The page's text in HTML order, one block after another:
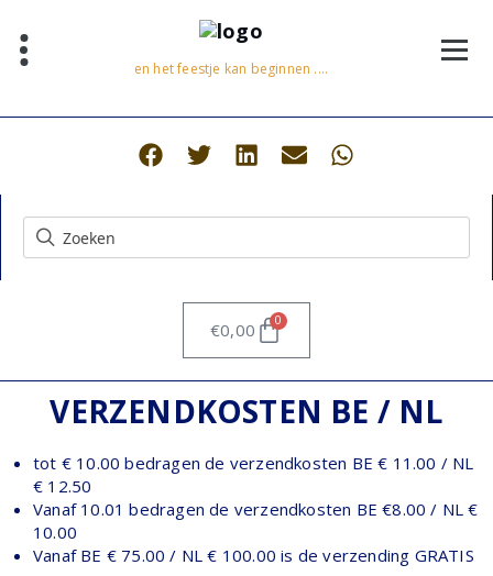
en het feestje kan beginnen ....
€0,00 0
VERZENDKOSTEN BE / NL
tot € 10.00 bedragen de verzendkosten BE € 11.00 / NL
€ 12.50
Vanaf 10.01 bedragen de verzendkosten BE €8.00 / NL €
10.00
Vanaf BE € 75.00 / NL € 100.00 is de verzending GRATIS